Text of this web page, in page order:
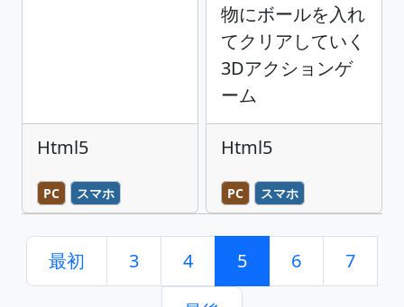
Html5
PC スマホ
物にボールを入れ
てクリアしていく
3Dアクションゲ
ーム
Html5
PC スマホ
最初 3 4 5 6 7